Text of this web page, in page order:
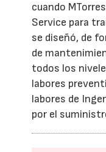
cuando
Service para
se diseñó, de
de
todos los
labores
labores de
por el